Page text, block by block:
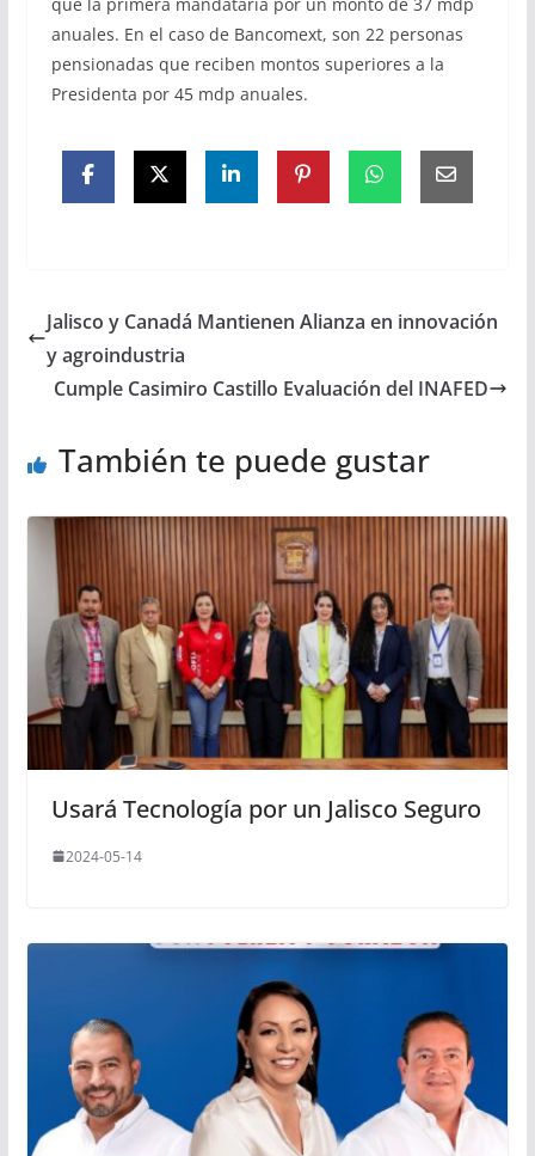
anuales. En el caso de Bancomext, son 22 personas
pensionadas que reciben montos superiores a la
Presidenta por 45 mdp anuales.
Jalisco y Canadá Mantienen Alianza en innovación
y agroindustria
Cumple Casimiro Castillo Evaluación del INAFED
También te puede gustar
Usará Tecnología por un Jalisco Seguro
2024-05-14